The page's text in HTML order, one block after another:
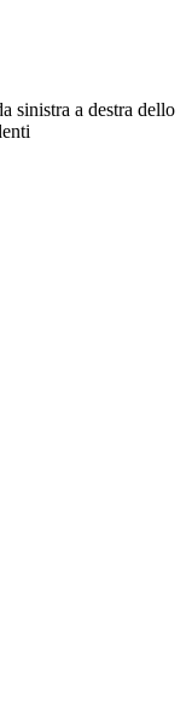
sinistra a destra dello